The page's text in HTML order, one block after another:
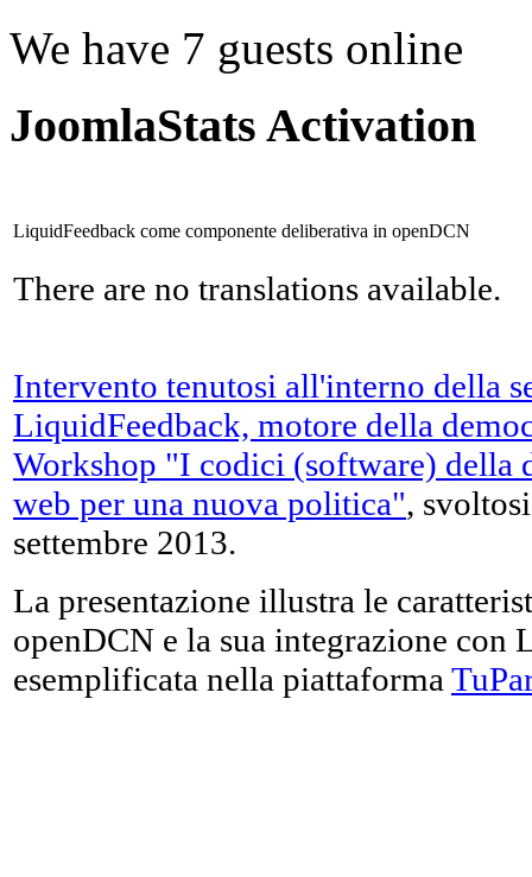
We have 7 guests online
JoomlaStats Activation
LiquidFeedback come componente deliberativa in openDCN
There are no translations available.
Intervento tenutosi all'interno della
LiquidFeedback, motore della
Workshop "I codici (software) della
web per una nuova politica",
settembre 2013.
La presentazione illustra le
openDCN e la sua integrazione con
esemplificata nella piattaforma